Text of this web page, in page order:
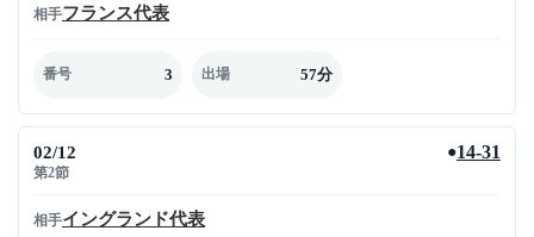
相手フランス代表
番号 3 出場 57分
02/12
第2節
●14-31
相手イングランド代表